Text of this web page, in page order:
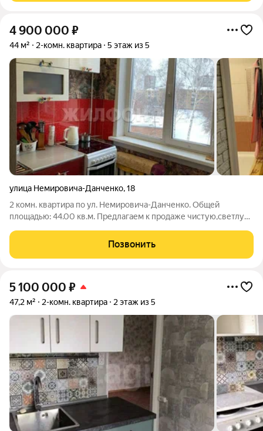
4 900 000 ₽
44 м² 2-комн. квартира 5 этаж из 5
улица Немировича-Данченко,18
2 комн. квартира по ул. Немировича-Данченко. Общей
площадью: 44.00 кв.м. Предлагаем к продаже чистую,светлую
квартиры 44 кв. м, расположена на 5 этаже 5-этажного
панельного дома. Высота потолков
Позвонить
5 100 000 ₽
47,2 м² 2-комн. квартира 2 этаж из 5